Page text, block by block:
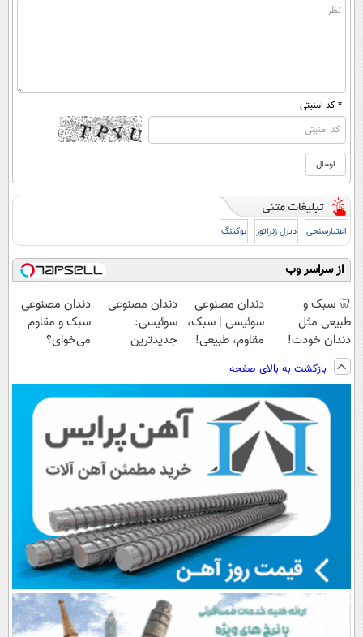
* کد امنیتی
اعتبارسنجی دیزل ژنراتور بوکینگ
از سراسر وب
🦷 سبک و
طبیعی مثل
دندان خودت!
نصب آسان و
پرداخت اقساطی
💳 📍 تهران
دندان مصنوعی
سوئیسی | سبک،
مقاوم، طبیعی!
رایگان+پرداخت
اقساطی😍
دندان مصنوعی
سوئیسی:
جدیدترین
پرداخت قسطی
دندان مصنوعی
سبک و مقاوم
می‌خوای؟
📍تهران
بازگشت به بالای صفحه